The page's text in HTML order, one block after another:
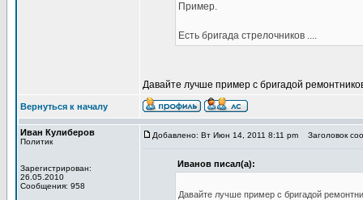
Пример.
Есть бригада стрелочников ....
Давайте лучше пример с бригадой
Вернуться к началу
Иван Кулиберов
Политик
Зарегистрирован:
26.05.2010
Сообщения: 958
Добавлено: Вт Июн 14, 2011 8:11 pm Заголовок
Иванов писал(а):
Давайте лучше пример с бригадой